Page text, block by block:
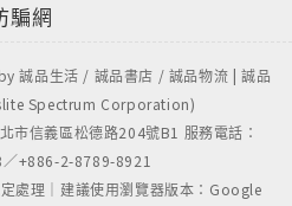
騙網
誠品生活 / 誠品書店 / 誠品物流 | 誠品
Spectrum Corporation)
市信義區松德路204號B1 服務電話：
+886-2-8789-8921
處理｜建議使用瀏覽器版本：Google